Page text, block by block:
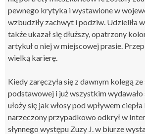
pewnego krytyka i wystawione w
wzbudziły zachwyt i podziw. Udzieliła
także ukazał się dłuższy, opatrzony
artykuł o niej w miejscowej prasie.
wielką karierę.
Kiedy zaręczyła się z dawnym kolegą ze
podstawowej i już wszystkim wydawało
ułoży się jak włosy pod wpływem
narzeczony przypadkowo odkrył w
słynnego występu Zuzy J. w biurze